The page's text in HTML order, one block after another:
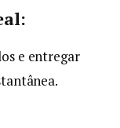
e entregar